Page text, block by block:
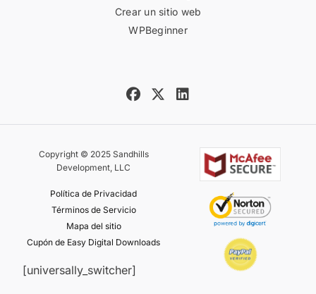
Crear un sitio web
WPBeginner
Copyright © 2025 Sandhills
Development, LLC
Política de Privacidad
Términos de Servicio
Mapa del sitio
Cupón de Easy Digital Downloads
[universally_switcher]